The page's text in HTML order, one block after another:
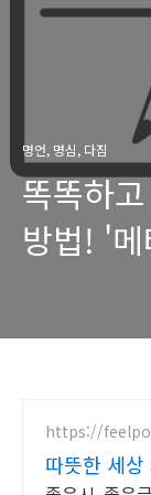
명언, 명심, 다짐
똑똑하
방
https://